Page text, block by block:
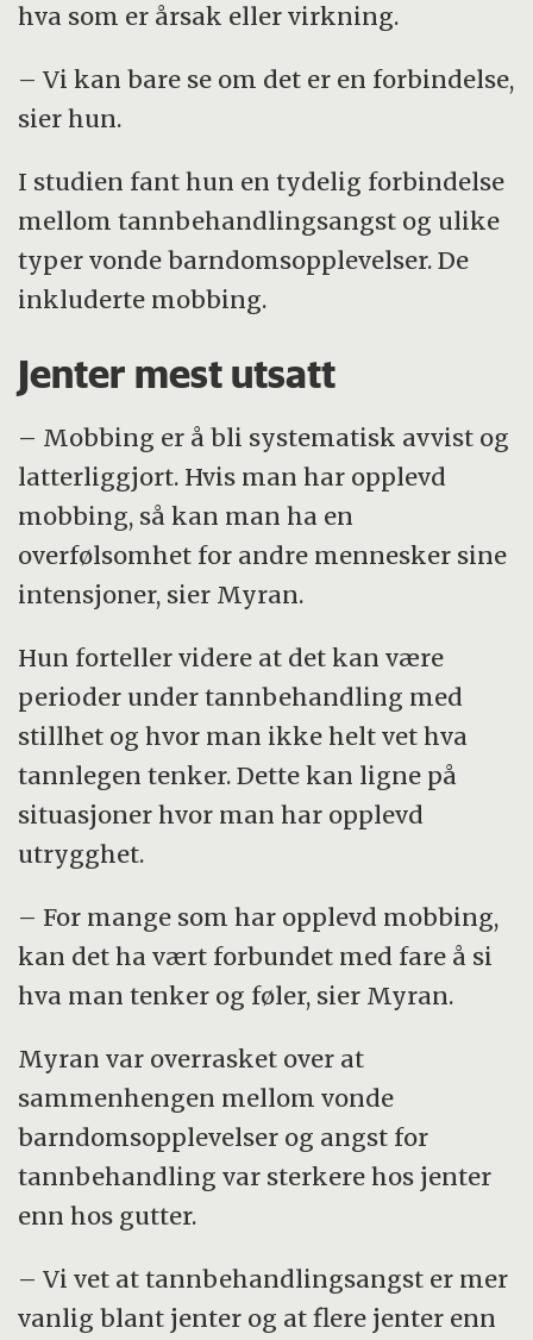
hva som er årsak eller virkning.
– Vi kan bare se om det er en forbindelse,
sier hun.
I studien fant hun en tydelig forbindelse
mellom tannbehandlingsangst og ulike
typer vonde barndomsopplevelser. De
inkluderte mobbing.
Jenter mest utsatt
– Mobbing er å bli systematisk avvist og
latterliggjort. Hvis man har opplevd
mobbing, så kan man ha en
overfølsomhet for andre mennesker sine
intensjoner, sier Myran.
Hun forteller videre at det kan være
perioder under tannbehandling med
stillhet og hvor man ikke helt vet hva
tannlegen tenker. Dette kan ligne på
situasjoner hvor man har opplevd
utrygghet.
– For mange som har opplevd mobbing,
kan det ha vært forbundet med fare å si
hva man tenker og føler, sier Myran.
Myran var overrasket over at
sammenhengen mellom vonde
barndomsopplevelser og angst for
tannbehandling var sterkere hos jenter
enn hos gutter.
– Vi vet at tannbehandlingsangst er mer
vanlig blant jenter og at flere jenter enn